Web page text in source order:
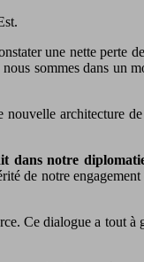
une nette perte
sommes dans un
architecture
dans notre
de notre
Ce dialogue a tout à